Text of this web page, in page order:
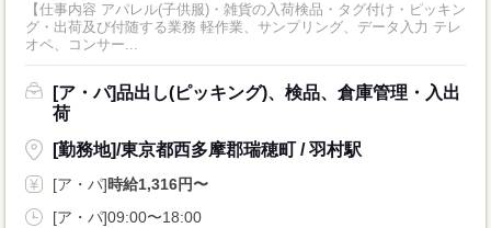
【仕事内容 アパレル(子供服)・雑貨の入荷検品・タグ付け・ピッキン
グ・出荷及び付随する業務 軽作業、サンプリング、データ入力 テレ
オペ、コンサー...
[ア・パ]品出し(ピッキング)、検品、倉庫管理・入出
荷
[勤務地]/東京都西多摩郡瑞穂町 / 羽村駅
[ア・パ]時給1,316円〜
[ア・パ]09:00〜18:00